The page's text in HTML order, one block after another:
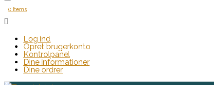
0 Items

Log ind
Opret brugerkonto
Kontrolpanel
Dine informationer
Dine ordrer